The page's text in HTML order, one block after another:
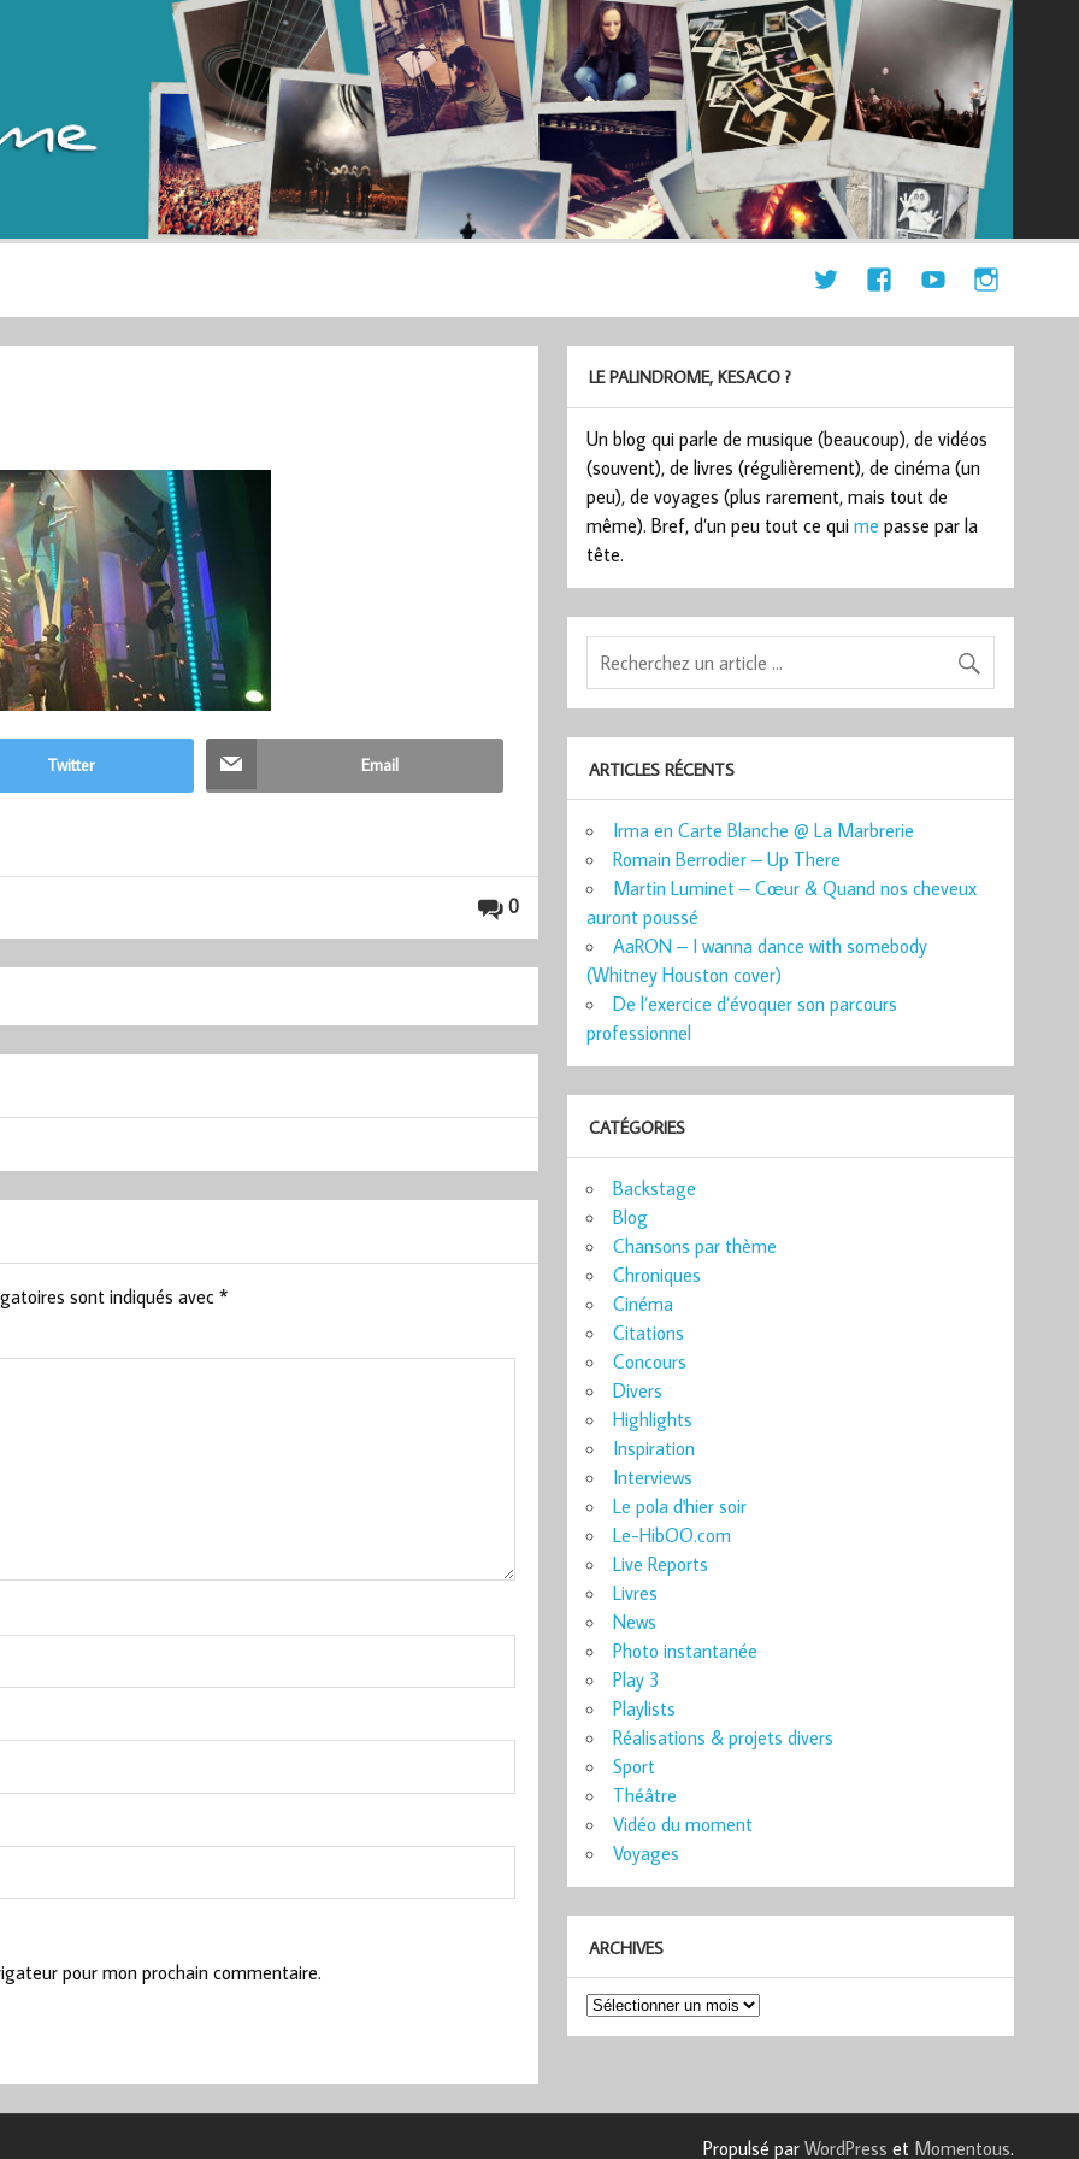
Twitter Email
0
sont indiqués avec *
pour mon prochain commentaire.
LE PALINDROME, KESACO ?
Un blog qui parle de musique (beaucoup), de vidéos
(souvent), de livres (régulièrement), de cinéma (un
peu), de voyages (plus rarement, mais tout de
même). Bref, d’un peu tout ce quime passe par la
tête.
ARTICLES RÉCENTS
Irma en Carte Blanche @ La Marbrerie
Romain Berrodier – Up There
Martin Luminet – Cœur & Quand nos cheveux
auront poussé
AaRON – I wanna dance with somebody
(Whitney Houston cover)
De l’exercice d’évoquer son parcours
professionnel
CATÉGORIES
Backstage
Blog
Chansons par thème
Chroniques
Cinéma
Citations
Concours
Divers
Highlights
Inspiration
Interviews
Le pola d'hier soir
Le-HibOO.com
Live Reports
Livres
News
Photo instantanée
Play 3
Playlists
Réalisations & projets divers
Sport
Théâtre
Vidéo du moment
Voyages
ARCHIVES
Archives
Propulsé parWordPress et Momentous.